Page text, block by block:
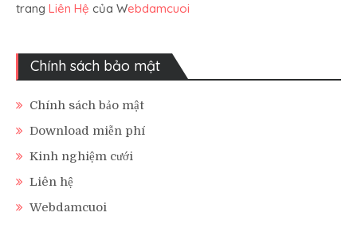
trang Liên Hệ của Webdamcuoi
Chính sách bảo mật
Chính sách bảo mật
Download miễn phí
Kinh nghiệm cưới
Liên hệ
Webdamcuoi